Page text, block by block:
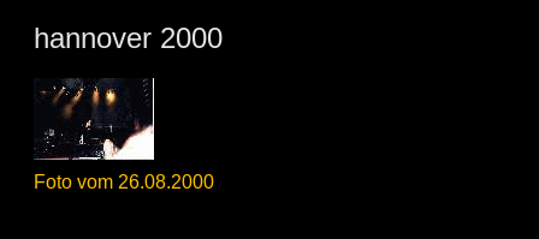
hannover 2000
Foto vom 26.08.2000